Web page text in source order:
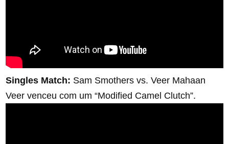
Singles Match: Sam Smothers vs. Veer Mahaan
Veer venceu com um “Modified Camel Clutch”.